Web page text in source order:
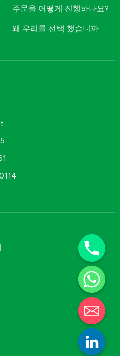
주문을 어떻게 진행하나요?
왜 우리를 선택 했습니까